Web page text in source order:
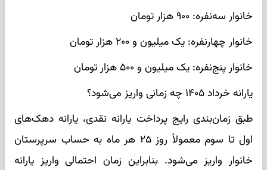
خانوار سه‌نفره: ۹۰۰ هزار تومان
خانوار چهارنفره: یک میلیون و ۲۰۰ هزار تومان
خانوار پنج‌نفره: یک میلیون و ۵۰۰ هزار تومان
یارانه خرداد ۱۴۰۵ چه زمانی واریز می‌شود؟
طبق زمان‌بندی رایج پرداخت یارانه نقدی، یارانه دهک‌های
اول تا سوم معمولاً روز ۲۵ هر ماه به حساب سرپرستان
خانوار واریز می‌شود. بنابراین زمان احتمالی واریز یارانه